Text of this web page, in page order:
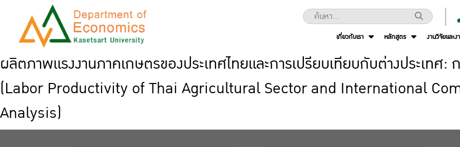
เกี่ยวกับเรา
หลักสูตร งานวิจัยและ
ผลิตภาพแรงงานภาคเกษตรของประเทศไทยและการเปรียบเทียบกับต่างประเทศ
(Labor Productivity of Thai Agricultural Sector and International
Analysis)